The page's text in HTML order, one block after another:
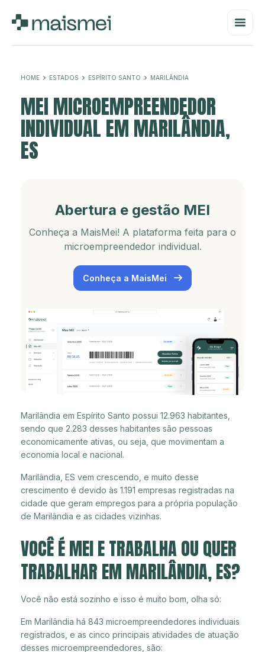
HOME ESTADOS ESPÍRITO SANTO MARILÂNDIA
MEI MICROEMPREENDEDOR
INDIVIDUAL EM MARILÂNDIA,
ES
Abertura e gestão MEI
Conheça a MaisMei! A plataforma feita para o
microempreendedor individual.
Conheça a MaisMei
Marilândia em Espírito Santo possui 12.963 habitantes,
sendo que 2.283 desses habitantes são pessoas
economicamente ativas, ou seja, que movimentam a
economia local e nacional.
Marilândia, ES vem crescendo, e muito desse
crescimento é devido às 1.191 empresas registradas na
cidade que geram empregos para a própria população
de Marilândia e as cidades vizinhas.
VOCÊ É MEI E TRABALHA OU QUER
TRABALHAR EM MARILÂNDIA, ES?
Você não está sozinho e isso é muito bom, olha só:
Em Marilândia há 843 microempreendedores individuais
registrados, e as cinco principais atividades de atuação
desses microempreendedores, são: